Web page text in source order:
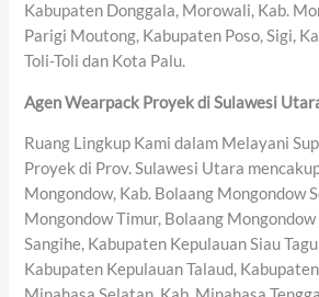
Kabupaten Donggala, Morowali, Kab.
Parigi Moutong, Kabupaten Poso, Sigi,
Toli-Toli dan Kota Palu.
Agen Wearpack Proyek di Sulawesi
Ruang Lingkup Kami dalam Melayani
Proyek di Prov. Sulawesi Utara
Mongondow, Kab. Bolaang Mongondow
Mongondow Timur, Bolaang
Sangihe, Kabupaten Kepulauan Siau
Kabupaten Kepulauan Talaud,